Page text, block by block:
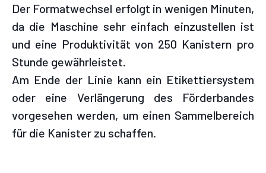
Der Formatwechsel erfolgt in wenigen Minuten,
da die Maschine sehr einfach einzustellen ist
und eine Produktivität von 250 Kanistern pro
Stunde gewährleistet.
Am Ende der Linie kann ein Etikettiersystem
oder eine Verlängerung des Förderbandes
vorgesehen werden, um einen Sammelbereich
für die Kanister zu schaffen.